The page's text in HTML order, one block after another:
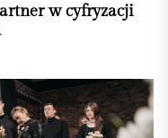
w cyfryzacji